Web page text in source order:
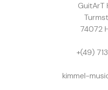
GuitArT
74072
+(49)
kimmel-